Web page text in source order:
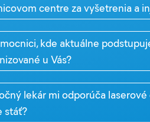
centre za vyšetrenia a
kde aktuálne
u Vás?
lekár mi odporúča
stáť?